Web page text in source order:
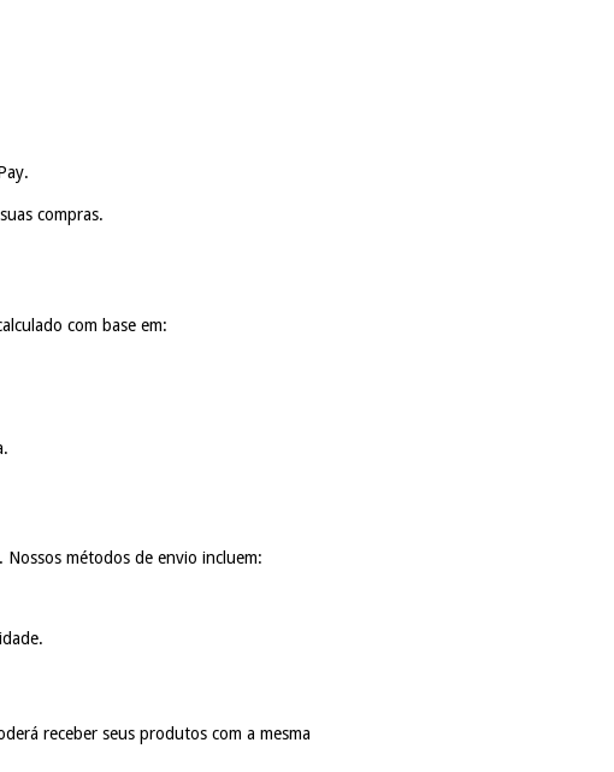
compras.
com base em:
métodos de envio incluem:
receber seus produtos com a mesma